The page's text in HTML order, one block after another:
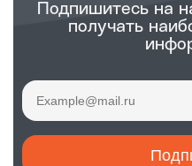
Подпишитесь на
получать